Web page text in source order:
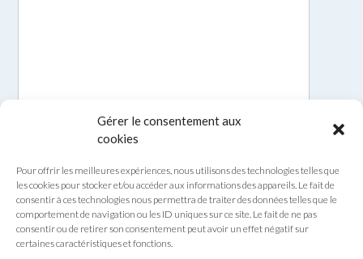
Gérer le consentement aux
cookies
Pour offrir les meilleures expériences, nous utilisons des technologies telles que
les cookies pour stocker et/ou accéder aux informations des appareils. Le fait de
consentir à ces technologies nous permettra de traiter des données telles que le
comportement de navigation ou les ID uniques sur ce site. Le fait de ne pas
consentir ou de retirer son consentement peut avoir un effet négatif sur
certaines caractéristiques et fonctions.